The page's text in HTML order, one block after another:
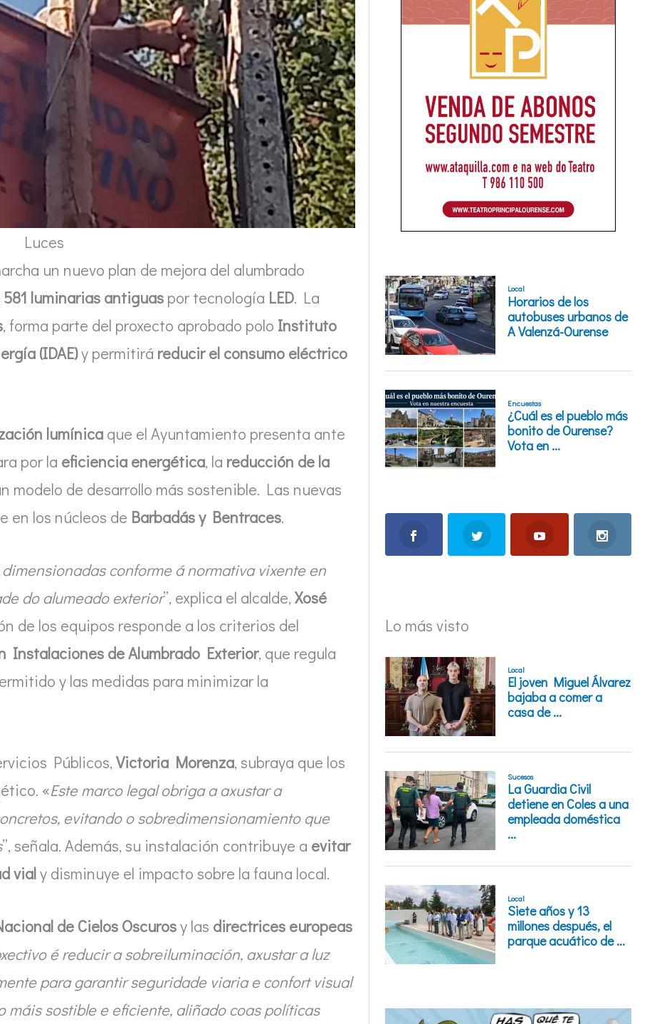
Luces
un nuevo plan de mejora del alumbrado
luminarias antiguas por tecnología LED. La
, forma parte del proxecto aprobado polo Instituto
(IDAE)y permitirá reducir el consumo eléctrico
lumínica que el Ayuntamiento presenta ante
por la eficiencia energética, la reducción de la
modelo de desarrollo más sostenible. Las nuevas
en los núcleos de Barbadás y Bentraces.
conforme á normativa vixente en
do alumeado exterior”, explica el alcalde, Xosé
de los equipos responde a los criterios del
Instalaciones de Alumbrado Exterior, que regula
y las medidas para minimizar la
Públicos, Victoria Morenza, subraya que los
«Este marco legal obriga a axustar a
evitando o sobredimensionamiento que
”, señala. Además, su instalación contribuye a evitar
vialy disminuye el impacto sobre la fauna local.
de Cielos Oscurosy las directrices europeas
é reducir a sobreiluminación, axustar a luz
para garantir seguridade viaria e confort visual
máis sostible e eficiente, aliñado coas políticas
Lo más visto